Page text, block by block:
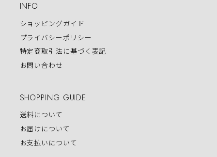
INFO
ショッピングガイド
プライバシーポリシー
特定商取引法に基づく表記
お問い合わせ
SHOPPING GUIDE
送料について
お届けについて
お支払いについて